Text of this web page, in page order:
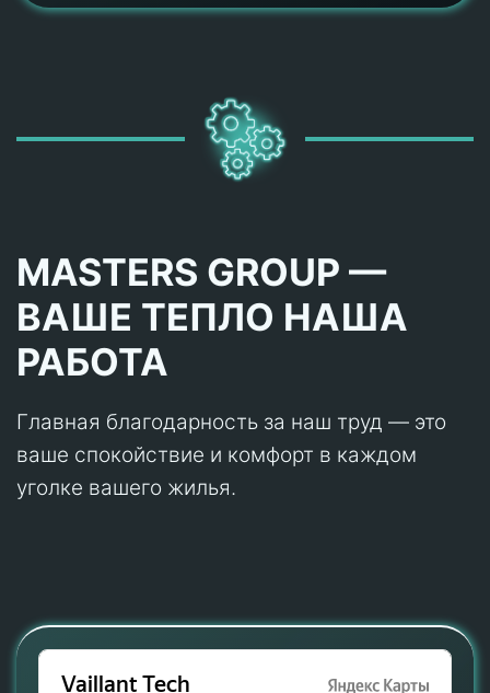
MASTERS GROUP —
ВАШЕ ТЕПЛО НАША
РАБОТА
Главная благодарность за наш труд — это
ваше спокойствие и комфорт в каждом
уголке вашего жилья.